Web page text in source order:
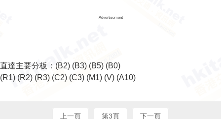
Advertisement
直達主要分板： (B2) (B3) (B5) (B0)
(R1) (R2) (R3) (C2) (C3) (M1) (V) (A10)
上一頁 第3頁 下一頁